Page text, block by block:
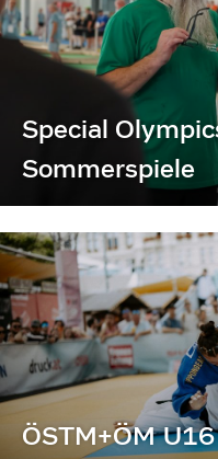
Special
Sommerspiele
ÖSTM+ÖM